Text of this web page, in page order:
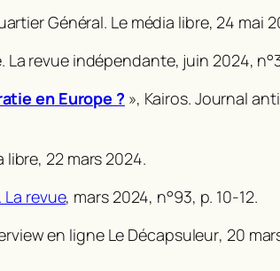
Général. Le média libre, 24 mai
La revue indépendante, juin 2024,
en Europe ? », Kairos. Journal
libre, 22 mars 2024.
revue, mars 2024, n°93, p. 10-12.
en ligne Le Décapsuleur, 20